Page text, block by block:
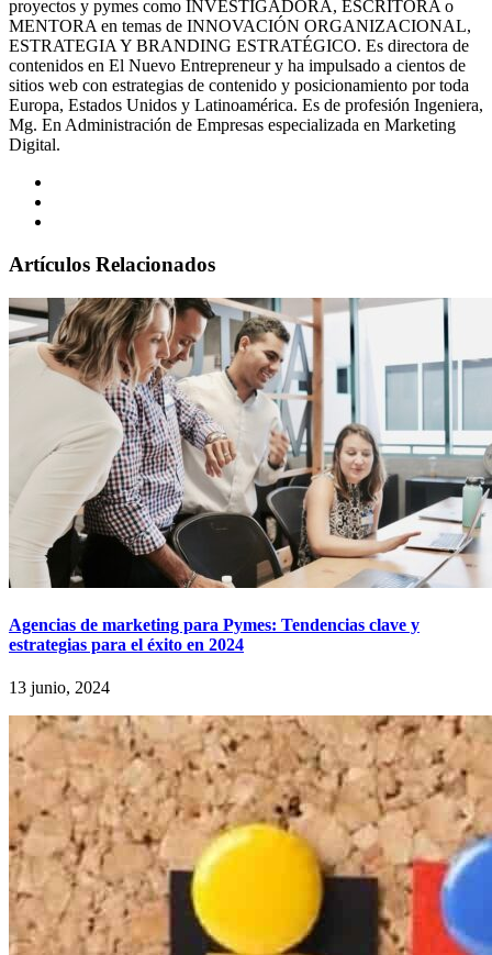
proyectos y pymes como INVESTIGADORA, ESCRITORA o
MENTORA en temas de INNOVACIÓN ORGANIZACIONAL,
ESTRATEGIA Y BRANDING ESTRATÉGICO. Es directora de
contenidos en El Nuevo Entrepreneur y ha impulsado a cientos de
sitios web con estrategias de contenido y posicionamiento por toda
Europa, Estados Unidos y Latinoamérica. Es de profesión Ingeniera,
Mg. En Administración de Empresas especializada en Marketing
Digital.
Artículos Relacionados
Agencias de marketing para Pymes: Tendencias clave y
estrategias para el éxito en 2024
13 junio, 2024